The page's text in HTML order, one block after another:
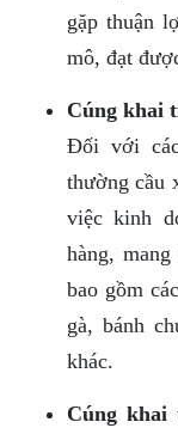
gặp thuận
mô, đạt
Cúng khai
Đối với
thường cầu
việc kinh
hàng,
bao gồm
gà, bánh
khác.
Cúng khai